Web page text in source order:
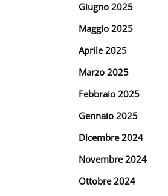
Giugno 2025
Maggio 2025
Aprile 2025
Marzo 2025
Febbraio 2025
Gennaio 2025
Dicembre 2024
Novembre 2024
Ottobre 2024